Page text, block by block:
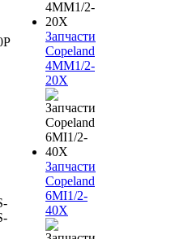
Запчасти
Copeland
4MM1/2-
20X
Запчасти
Copeland
6MI1/2-
40X